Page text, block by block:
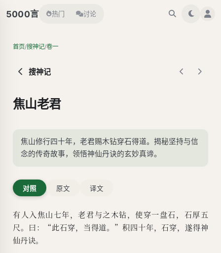
5000言 热门 讨论
首页/搜神记/卷一
搜神记
焦山老君
焦山修行四十年，老君赐木钻穿石得道。揭秘坚持与信
念的传奇故事，领悟神仙丹诀的玄妙真谛。
对照 原文 译文
有人入焦山七年，老君与之木钻，使穿一盘石，石厚五
尺。曰：“此石穿，当得道。”积四十年，石穿，遂得神
仙丹诀。